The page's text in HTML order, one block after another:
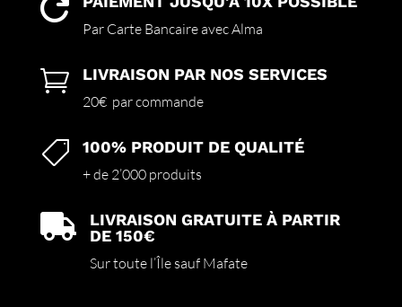

Par Carte Bancaire avec Alma
 LIVRAISON PAR NOS SERVICES
20€ par commande
 100% PRODUIT DE QUALITÉ
+ de 2’000 produits

LIVRAISON GRATUITE À PARTIR
DE 150€
Sur toute l’Île sauf Mafate